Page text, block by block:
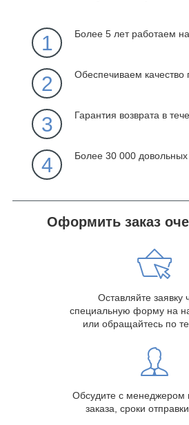
1 Более 5 лет работаем
2 Обеспечиваем качество
3 Гарантия возврата в
4 Более 30 000 довольных
Оформить заказ
Оставляйте заявку
специальную форму на
или обращайтесь по
Обсудите с менеджером
заказа, сроки